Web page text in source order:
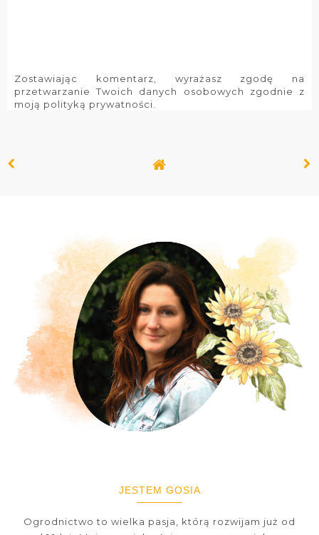
Zostawiając komentarz, wyrażasz zgodę na
przetwarzanie Twoich danych osobowych zgodnie z
moją polityką prywatności.
JESTEM GOSIA
Ogrodnictwo to wielka pasja, którą rozwijam już od